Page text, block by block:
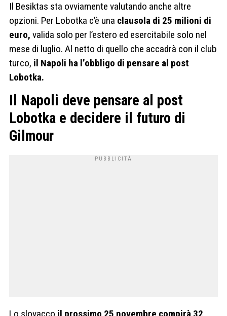
Il Besiktas sta ovviamente valutando anche altre
opzioni. Per Lobotka c’è una clausola di 25 milioni di
euro, valida solo per l’estero ed esercitabile solo nel
mese di luglio. Al netto di quello che accadrà con il club
turco, il Napoli ha l’obbligo di pensare al post
Lobotka.
Il Napoli deve pensare al post
Lobotka e decidere il futuro di
Gilmour
Lo slovacco il prossimo 25 novembre compirà 32